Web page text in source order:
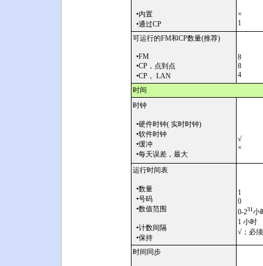
•内置
•通过CP
×
1
可运行的FM和CP数量(推荐)
•FM
•CP，点到点
•CP， LAN
8
8
4
时间
时钟
•硬件时钟( 实时时钟)
•软件时钟
•缓冲
•每天误差，最大
√
×
运行时间表
•数量
•号码
•数值范围
•计数间隔
•保持
1
0
0-231 小
1 小时
√；必
时间同步